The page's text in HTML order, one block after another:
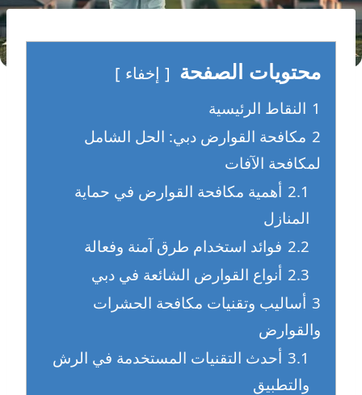
محتويات الصفحة إخفاء
1 النقاط الرئيسية
2 مكافحة القوارض دبي: الحل الشامل
لمكافحة الآفات
2.1 أهمية مكافحة القوارض في حماية
المنازل
2.2 فوائد استخدام طرق آمنة وفعالة
2.3 أنواع القوارض الشائعة في دبي
3 أساليب وتقنيات مكافحة الحشرات
والقوارض
3.1 أحدث التقنيات المستخدمة في الرش
والتطبيق